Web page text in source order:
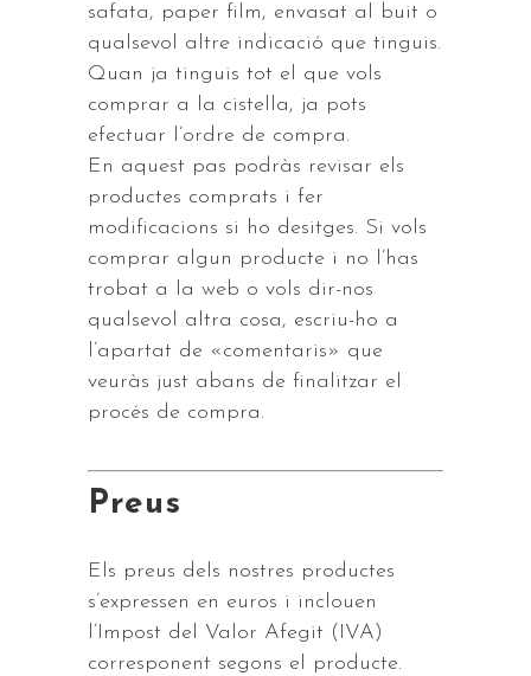
safata, paper film, envasat al buit o
qualsevol altre indicació que tinguis.
Quan ja tinguis tot el que vols
comprar a la cistella, ja pots
efectuar l’ordre de compra.
En aquest pas podràs revisar els
productes comprats i fer
modificacions si ho desitges. Si vols
comprar algun producte i no l’has
trobat a la web o vols dir-nos
qualsevol altra cosa, escriu-ho a
l’apartat de «comentaris» que
veuràs just abans de finalitzar el
procés de compra.
Preus
Els preus dels nostres productes
s’expressen en euros i inclouen
l’Impost del Valor Afegit (IVA)
corresponent segons el producte.